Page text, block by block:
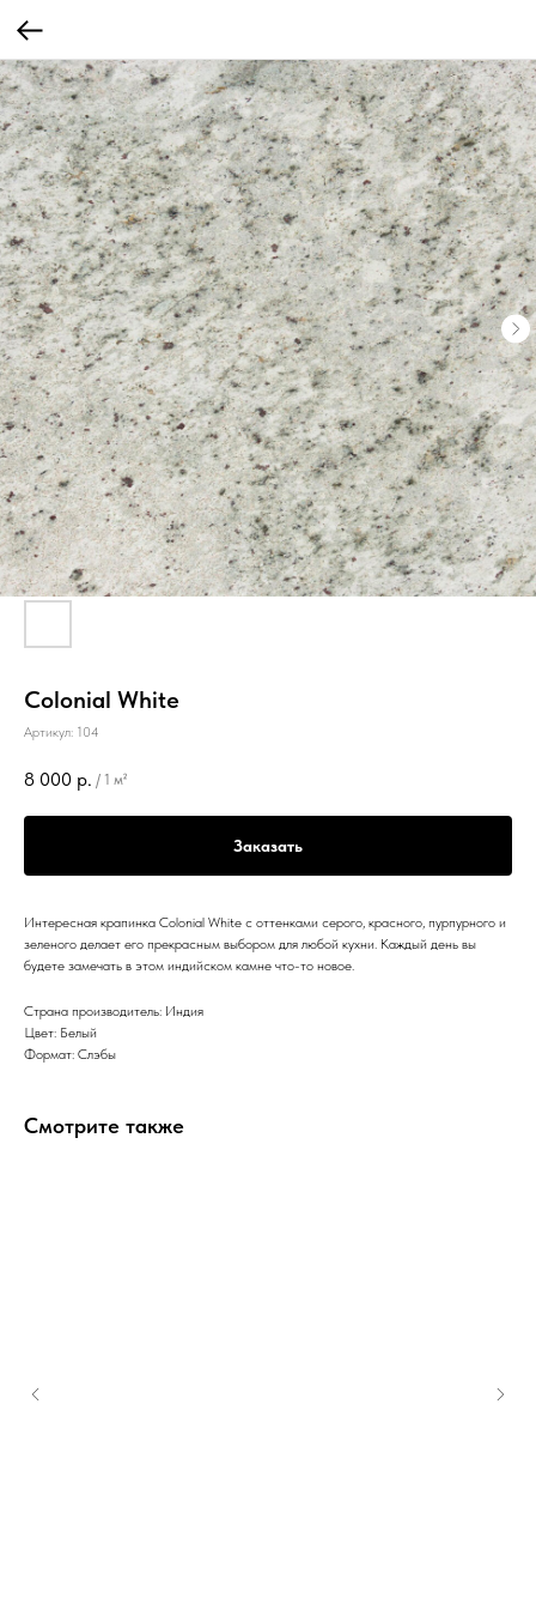
Colonial White
Артикул: 104
8 000 р. / 1 м²
Заказать
Интересная крапинка Colonial White с оттенками серого, красного, пурпурного и
зеленого делает его прекрасным выбором для любой кухни. Каждый день вы
будете замечать в этом индийском камне что-то новое.
Страна производитель: Индия
Цвет: Белый
Формат: Слэбы
Смотрите также